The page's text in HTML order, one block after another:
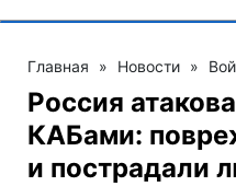
Главная » Новости »
Россия
КАБами:
и пострадали